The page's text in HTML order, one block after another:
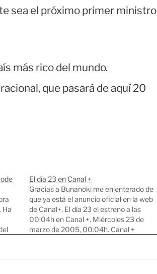
sea el próximo primer ministro
más rico del mundo.
que pasará de aquí 20
Ha
de
El día 23 en Canal +
Gracias a Bunanoki me en enterado de
que ya está el anuncio oficial en la web
de Canal+. El día 23 el estreno a las
00:04h en Canal +. Miércoles 23 de
marzo de 2005, 00:04h. Canal +